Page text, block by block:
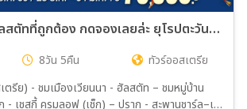
ทัวร์ออสเตรีย ฮัลสตัทที่ถูกต้อง กดจองเลยล่ะ ยุโรปตะวันออก ออสเตรีย เช็ก 8วัน 5คืน (EK)
8วัน 5คืน
ทัวร์ออสเตรีย
สตัท – ชมหมู่บ้าน
า